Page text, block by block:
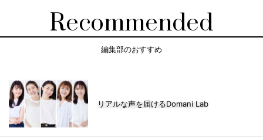
Recommended
編集部のおすすめ
リアルな声を届けるDomani Lab